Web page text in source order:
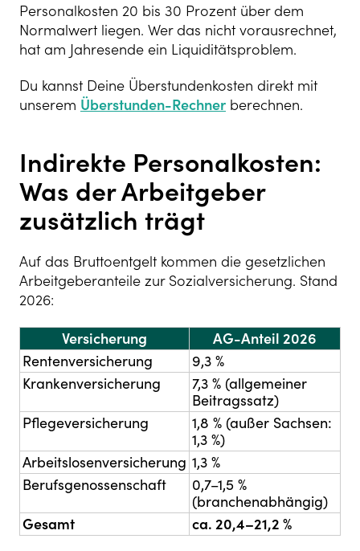
Personalkosten 20 bis 30 Prozent über dem
Normalwert liegen. Wer das nicht vorausrechnet,
hat am Jahresende ein Liquiditätsproblem.
Du kannst Deine Überstundenkosten direkt mit
unserem Überstunden-Rechner berechnen.
Indirekte Personalkosten:
Was der Arbeitgeber
zusätzlich trägt
Auf das Bruttoentgelt kommen die gesetzlichen
Arbeitgeberanteile zur Sozialversicherung. Stand
2026:
Versicherung
AG-Anteil 2026
Rentenversicherung
9,3 %
Krankenversicherung
7,3 % (allgemeiner
Beitragssatz)
Pflegeversicherung
1,8 % (außer Sachsen:
1,3 %)
Arbeitslosenversicherung 1,3 %
Berufsgenossenschaft
0,7–1,5 %
(branchenabhängig)
Gesamt
ca. 20,4–21,2 %